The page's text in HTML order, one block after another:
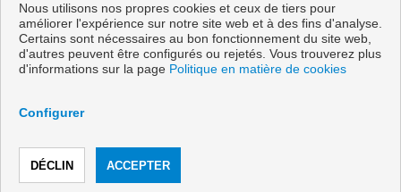
RÉSERVE
Appartements et maisons à vendre à Mijas
Nous utilisons nos propres cookies et ceux de tiers pour
améliorer l'expérience sur notre site web et à des fins d'analyse.
Certains sont nécessaires au bon fonctionnement du site web,
d'autres peuvent être configurés ou rejetés. Vous trouverez plus
d'informations sur la page Politique en matière de cookies
Configurer